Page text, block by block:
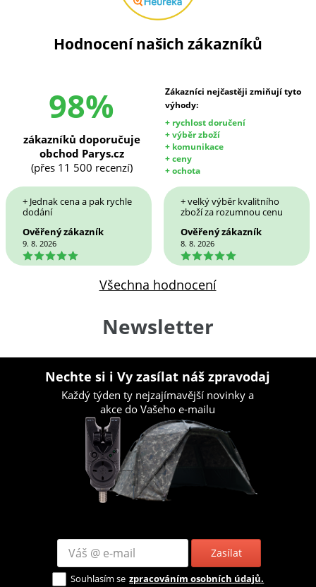
Hodnocení našich zákazníků
98%
Zákazníci nejčastěji zmiňují tyto
výhody:
+ rychlost doručení
+ výběr zboží
+ komunikace
+ ceny
+ ochota
zákazníků doporučuje
obchod Parys.cz
(přes 11 500 recenzí)
+ Jednak cena a pak rychle
dodání
Ověřený zákazník
9. 8. 2026
5
+ velký výběr kvalitního
zboží za rozumnou cenu
Ověřený zákazník
8. 8. 2026
5
Všechna hodnocení
Newsletter
Nechte si i Vy zasílat náš zpravodaj
Každý týden ty nejzajímavější novinky a
akce do Vašeho e-mailu
Zasílat
Souhlasím se zpracováním osobních údajů.